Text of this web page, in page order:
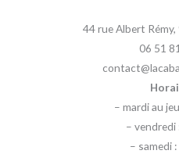
44 rue Albert
06 51
– mardi au
–
– samedi